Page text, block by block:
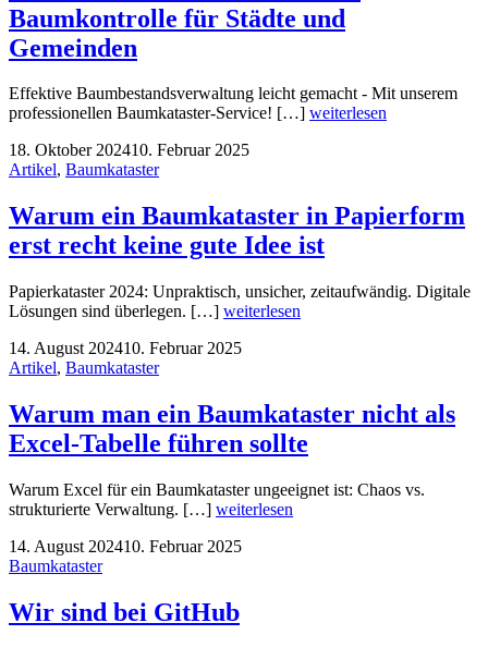
Baumkontrolle für Städte und
Gemeinden
Effektive Baumbestandsverwaltung leicht gemacht - Mit unserem
professionellen Baumkataster-Service! […] weiterlesen
18. Oktober 202410. Februar 2025
Artikel, Baumkataster
Warum ein Baumkataster in Papierform
erst recht keine gute Idee ist
Papierkataster 2024: Unpraktisch, unsicher, zeitaufwändig. Digitale
Lösungen sind überlegen. […] weiterlesen
14. August 202410. Februar 2025
Artikel, Baumkataster
Warum man ein Baumkataster nicht als
Excel-Tabelle führen sollte
Warum Excel für ein Baumkataster ungeeignet ist: Chaos vs.
strukturierte Verwaltung. […] weiterlesen
14. August 202410. Februar 2025
Baumkataster
Wir sind bei GitHub